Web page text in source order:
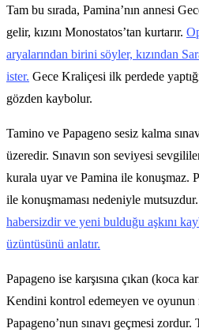
Tam bu sırada, Pamina’nın annesi
gelir, kızını Monostatos’tan kurtarır.
aryalarından birini söyler, kızından
ister. Gece Kraliçesi ilk perdede
gözden kaybolur.
Tamino ve Papageno sesiz kalma
üzeredir. Sınavın son seviyesi
kurala uyar ve Pamina ile konuşmaz.
ile konuşmaması nedeniyle mutsuzdur.
habersizdir ve yeni bulduğu aşkını
üzüntüsünü anlatır.
Papageno ise karşısına çıkan (koca
Kendini kontrol edemeyen ve oyunun
Papageno’nun sınavı geçmesi